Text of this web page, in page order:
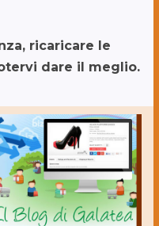
ricaricare le
dare il meglio.